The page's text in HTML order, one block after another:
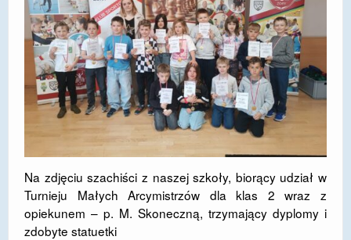
Na zdjęciu szachiści z naszej szkoły, biorący udział w
Turnieju Małych Arcymistrzów dla klas 2 wraz z
opiekunem – p. M. Skoneczną, trzymający dyplomy i
zdobyte statuetki